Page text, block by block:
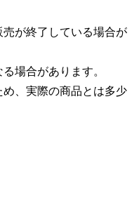
が終了している場合が
場合があります。
、実際の商品とは多少